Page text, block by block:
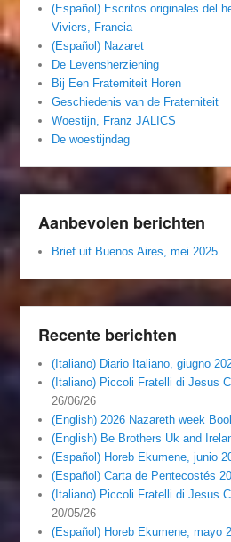
(Español) Escritos originales del
Viviers, Francia
(Español) Nazaret
De Levensherziening
Bij Een Fraterniteit Horen
Geschiedenis van de Fraterniteit
Woestijn, Franz JALICS
De woestijndag
Aanbevolen berichten
Brief uit Buenos Aires, mei 2025
Recente berichten
(Italiano) Diario Italiano, giugno
(Italiano) Piccoli Fratelli di Jesus
26/06/26
(English) 2026 Nazareth week
(English) Be Brothers Uk and
(Español) Horeb Ekumene, junio
(Español) Carta de Pentecostés
(Italiano) Piccoli Fratelli di Jesus
20/05/26
(Español) Horeb Ekumene, mayo